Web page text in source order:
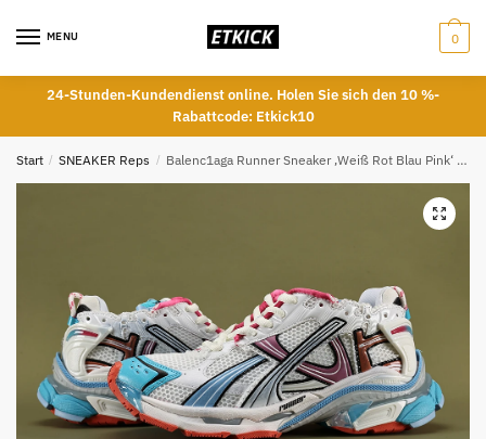
MENU 0
24-Stunden-Kundendienst online. Holen Sie sich den 10 %-
Rabattcode: Etkick10
Start / SNEAKER Reps / Balenc1aga Runner Sneaker ‚Weiß Rot Blau Pink‘ Top Reps